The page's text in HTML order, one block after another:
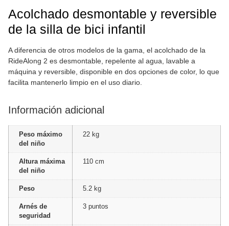
Acolchado desmontable y reversible
de la silla de bici infantil
A diferencia de otros modelos de la gama, el acolchado de la
RideAlong 2 es desmontable, repelente al agua, lavable a
máquina y reversible, disponible en dos opciones de color, lo que
facilita mantenerlo limpio en el uso diario.
Información adicional
Peso máximo
del niño
22 kg
Altura máxima
del niño
110 cm
Peso 5.2 kg
Arnés de
seguridad
3 puntos